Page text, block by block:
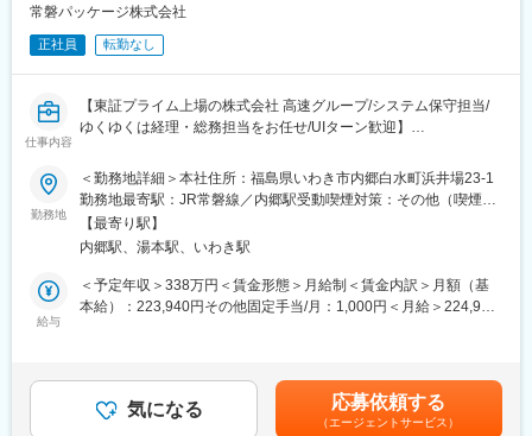
・商材：空調・給排水・インフラ資材
■当社の特徴：
・セディアグループの中核企業として、多彩な商品の卸・流通事
業を展開。生活インフラを支える「水と住まいの専門商社」
・直近10年で売上1,000億円以上成長！15期連続増収・6期連続増
ンナップ
・全国628拠点／社員数5,600名以上のスケールでありつつ、地域
に根差したネットワークで、地域に最適な営業戦略を展開。
・福島県福島市の顧客が中心となります。
■魅力：
東北で数少ない上場企業にて、腰を据えてキャリアUP可能です。
上司、先輩社員のサポート体制も整っているため、未経験業務が
あっても安心して就業いただけます。
お客様のほとんどが当社と長いお付き合いのあるお得意様です。
飛び込み営業などは、最初はほとんどありませんので、ご安心く
ださい。
月残業は15時間程度でワークライフバランスは充実しています。
フラットな職場環境で常にアットホームな雰囲気に包まれてお
変更の範囲：会社の定める業務
常磐パッケージ株式会社
正社員 転勤なし
仕事内容
【東証プライム上場の株式会社 高速グループ/システム保守担当/
ゆくゆくは経理・総務担当をお任せ/UIターン歓迎】
造・販売に関して包装設計から生産、物流まで一貫したサービス
を提供している同社にて、総務として社内のIT関連の窓口をご担
当いただきます。
■職務概要：
当社の管理部門にて、総務としての業務を行っていただきます。
具体的には社内で利用しているシステムに関する改善点の聞き取
▼具体的には下記業務をお任せします：
・社内生産管理システムやIoT機器、OA機器の保守管理
・システム導入プロジェクトのサポート
勤務地
＜勤務地詳細＞本社住所：福島県いわき市内郷白水町浜井場23-1
勤務地最寄駅：JR常磐線／内郷駅受動喫煙対策：その他（喫煙室
設置(屋外の指定エリアで喫煙可)）変更の範囲：無
【最寄り駅】
内郷駅、湯本駅、いわき駅
給与
＜予定年収＞338万円＜賃金形態＞月給制＜賃金内訳＞月額（基
本給）：223,940円その他固定手当/月：1,000円＜月給＞224,940
り、選考を通じて上下する可能性があります。月給(月額)は固定手
当を含めた表記です。
気になる 応募依頼する
（エージェントサービス）